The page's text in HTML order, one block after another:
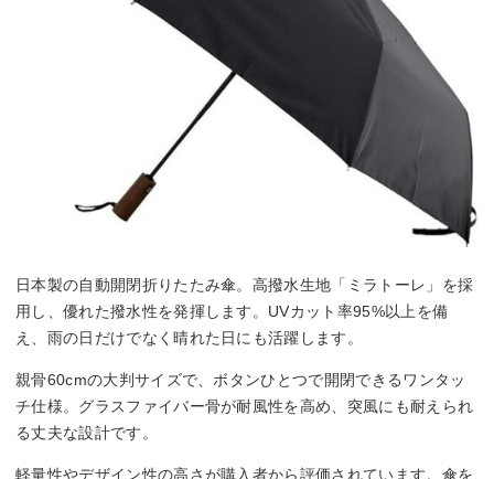
日本製の自動開閉折りたたみ傘。高撥水生地「ミラトーレ」を採
用し、優れた撥水性を発揮します。UVカット率95%以上を備
え、雨の日だけでなく晴れた日にも活躍します。
親骨60cmの大判サイズで、ボタンひとつで開閉できるワンタッ
チ仕様。グラスファイバー骨が耐風性を高め、突風にも耐えられ
る丈夫な設計です。
軽量性やデザイン性の高さが購入者から評価されています。傘を